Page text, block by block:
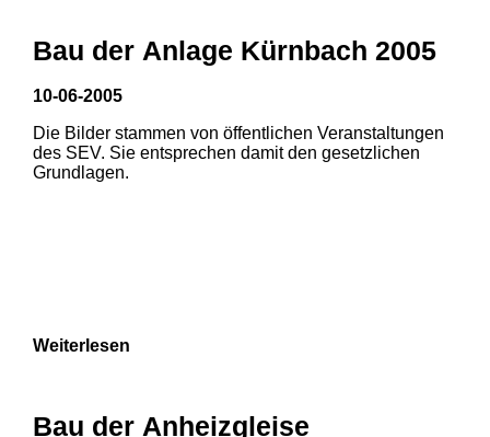
1 2
Bau der Anlage Kürnbach 2005
10-06-2005
Die Bilder stammen von öffentlichen Veranstaltungen
des SEV. Sie entsprechen damit den gesetzlichen
Grundlagen.
Weiterlesen
Bau der Anheizgleise